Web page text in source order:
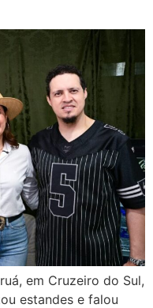
em Cruzeiro do Sul,
estandes e falou